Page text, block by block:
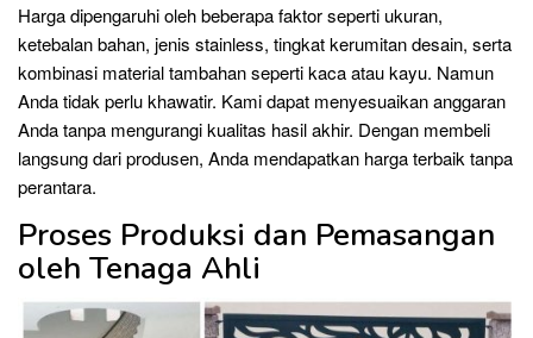
Harga dipengaruhi oleh beberapa faktor seperti ukuran,
ketebalan bahan, jenis stainless, tingkat kerumitan desain, serta
kombinasi material tambahan seperti kaca atau kayu. Namun
Anda tidak perlu khawatir. Kami dapat menyesuaikan anggaran
Anda tanpa mengurangi kualitas hasil akhir. Dengan membeli
langsung dari produsen, Anda mendapatkan harga terbaik tanpa
perantara.
Proses Produksi dan Pemasangan
oleh Tenaga Ahli